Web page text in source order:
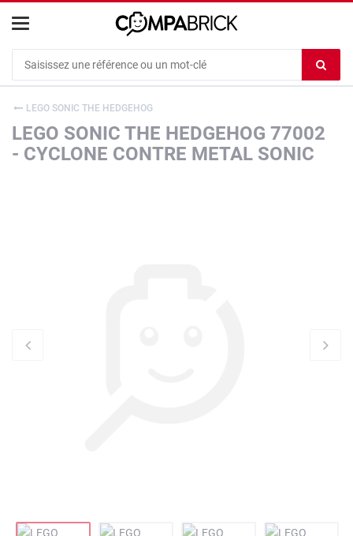
le
LEGO SONIC THE HEDGEHOG
LEGO SONIC THE HEDGEHOG 77002
- CYCLONE CONTRE METAL SONIC
Cookies management panel